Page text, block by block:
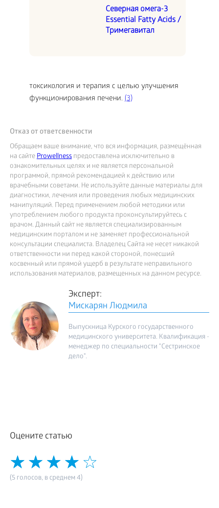
Северная омега-3
Essential Fatty Acids /
Тримегавитал
токсикология и терапия с целью улучшения
функционирования печени. (3)
Отказ от ответсвенности
Обращаем ваше внимание, что вся информация, размещённая
на сайтеProwellness предоставлена исключительно в
ознакомительных целях и не является персональной
программой, прямой рекомендацией к действию или
врачебными советами. Не используйте данные материалы для
диагностики, лечения или проведения любых медицинских
манипуляций. Перед применением любой методики или
употреблением любого продукта проконсультируйтесь с
врачом. Данный сайт не является специализированным
медицинским порталом и не заменяет профессиональной
консультации специалиста. Владелец Сайта не несет никакой
ответственности ни перед какой стороной, понесший
косвенный или прямой ущерб в результате неправильного
использования материалов, размещенных на данном ресурсе.
Эксперт:
Мискарян Людмила
Выпускница Курского государственного
медицинского университета. Квалификация -
менеджер по специальности "Сестринское
дело".
Оцените статью
(5 голосов, в среднем 4)